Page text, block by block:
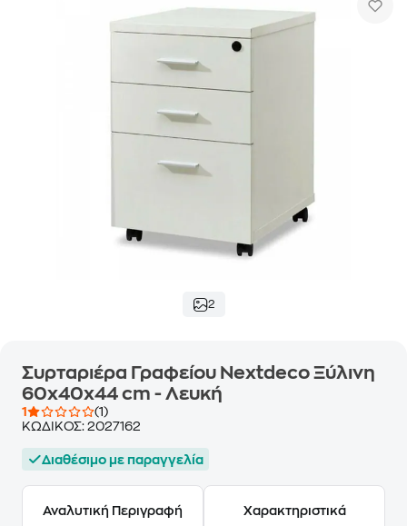
2
Συρταριέρα Γραφείου Nextdeco Ξύλινη
60x40x44 cm - Λευκή
1
(1)
ΚΩΔΙΚΟΣ: 2027162
Διαθέσιμο με παραγγελία
Αναλυτική Περιγραφή Χαρακτηριστικά